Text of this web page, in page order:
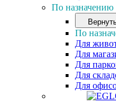
По назначению
По
Для
Для
Для
Для
Для